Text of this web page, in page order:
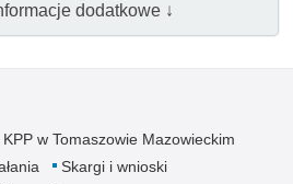
dodatkowe ↓
w Tomaszowie Mazowieckim
Skargi i wnioski